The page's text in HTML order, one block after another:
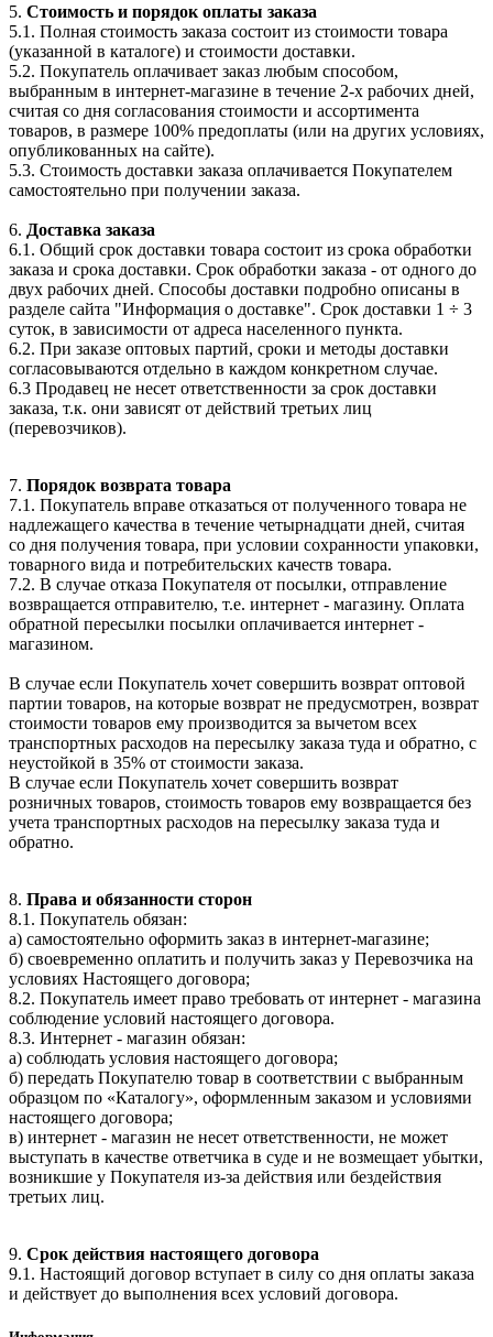
5. Стоимость и порядок оплаты заказа
5.1. Полная стоимость заказа состоит из стоимости товара
(указанной в каталоге) и стоимости доставки.
5.2. Покупатель оплачивает заказ любым способом,
выбранным в интернет-магазине в течение 2-х рабочих дней,
считая со дня согласования стоимости и ассортимента
товаров, в размере 100% предоплаты (или на других условиях,
опубликованных на сайте).
5.3. Стоимость доставки заказа оплачивается Покупателем
самостоятельно при получении заказа.
6. Доставка заказа
6.1. Общий срок доставки товара состоит из срока обработки
заказа и срока доставки. Срок обработки заказа - от одного до
двух рабочих дней. Способы доставки подробно описаны в
разделе сайта "Информация о доставке". Срок доставки 1 ÷ 3
суток, в зависимости от адреса населенного пункта.
6.2. При заказе оптовых партий, сроки и методы доставки
согласовываются отдельно в каждом конкретном случае.
6.3 Продавец не несет ответственности за срок доставки
заказа, т.к. они зависят от действий третьих лиц
(перевозчиков).
7. Порядок возврата товара
7.1. Покупатель вправе отказаться от полученного товара не
надлежащего качества в течение четырнадцати дней, считая
со дня получения товара, при условии сохранности упаковки,
товарного вида и потребительских качеств товара.
7.2. В случае отказа Покупателя от посылки, отправление
возвращается отправителю, т.е. интернет - магазину. Оплата
обратной пересылки посылки оплачивается интернет -
магазином.
В случае если Покупатель хочет совершить возврат оптовой
партии товаров, на которые возврат не предусмотрен, возврат
стоимости товаров ему производится за вычетом всех
транспортных расходов на пересылку заказа туда и обратно, с
неустойкой в 35% от стоимости заказа.
В случае если Покупатель хочет совершить возврат
розничных товаров, стоимость товаров ему возвращается без
учета транспортных расходов на пересылку заказа туда и
обратно.
8. Права и обязанности сторон
8.1. Покупатель обязан:
а) самостоятельно оформить заказ в интернет-магазине;
б) своевременно оплатить и получить заказ у Перевозчика на
условиях Настоящего договора;
8.2. Покупатель имеет право требовать от интернет - магазина
соблюдение условий настоящего договора.
8.3. Интернет - магазин обязан:
а) соблюдать условия настоящего договора;
б) передать Покупателю товар в соответствии с выбранным
образцом по «Каталогу», оформленным заказом и условиями
настоящего договора;
в) интернет - магазин не несет ответственности, не может
выступать в качестве ответчика в суде и не возмещает убытки,
возникшие у Покупателя из-за действия или бездействия
третьих лиц.
9. Срок действия настоящего договора
9.1. Настоящий договор вступает в силу со дня оплаты заказа
и действует до выполнения всех условий договора.